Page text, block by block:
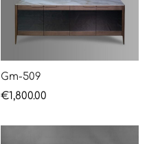
Gm-509
€1,800.00